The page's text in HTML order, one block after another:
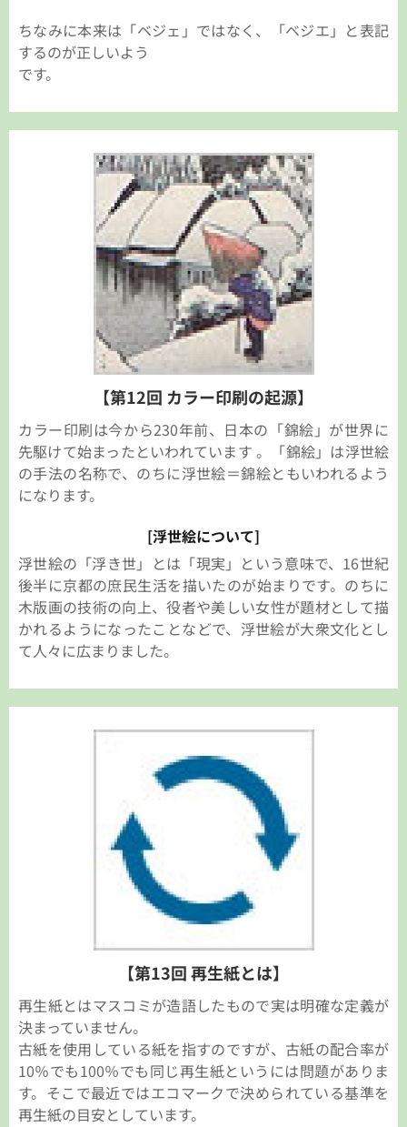
ちなみに本来は「ベジェ」ではなく、「ベジエ」と表記
するのが正しいよう
です。
【第12回 カラー印刷の起源】
カラー印刷は今から230年前、日本の「錦絵」が世界に
先駆けて始まったといわれています 。「錦絵」は浮世絵
の手法の名称で、のちに浮世絵＝錦絵ともいわれるよう
になります。
[浮世絵について]
浮世絵の「浮き世」とは「現実」という意味で、16世紀
後半に京都の庶民生活を描いたのが始まりです。のちに
木版画の技術の向上、役者や美しい女性が題材として描
かれるようになったことなどで、浮世絵が大衆文化とし
て人々に広まりました。
【第13回 再生紙とは】
再生紙とはマスコミが造語したもので実は明確な定義が
決まっていません。
古紙を使用している紙を指すのですが、古紙の配合率が
10％でも100％でも同じ再生紙というには問題がありま
す。そこで最近ではエコマークで決められている基準を
再生紙の目安としています。